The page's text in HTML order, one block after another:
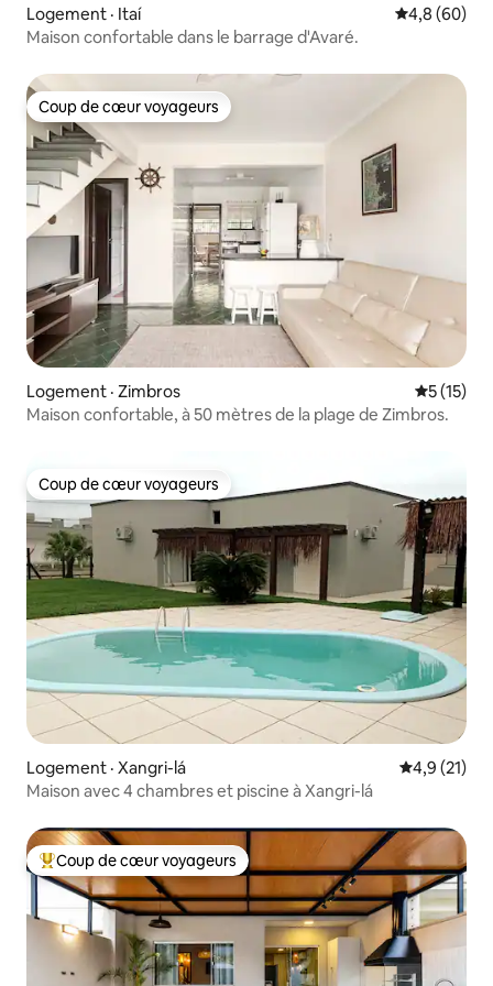
Logement · Itaí Note
4,8 (60)
Maison confortable dans le barrage d'Avaré.
Coup de cœur voyageurs
Coup de cœur voyageurs
Logement · Zimbros Note
5 (15)
Maison confortable, à 50 mètres de la plage de Zimbros.
Coup de cœur voyageurs
Coup de cœur voyageurs
Logement · Xangri-lá Note
4,9 (21)
Maison avec 4 chambres et piscine à Xangri-lá
Coup de cœur voyageurs parmi les plus aimés
Coup de cœur voyageurs